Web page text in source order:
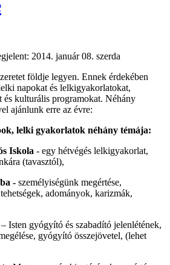
2014. január 08. szerda
földje legyen. Ennek érdekében
napokat és lelkigyakorlatokat,
és kulturális programokat. Néhány
ajánlunk erre az évre:
lelki gyakorlatok néhány témája:
Iskola - egy hétvégés lelkigyakorlat,
(tavasztól),
- személyiségünk megértése,
adományok, karizmák,
– Isten gyógyító és szabadító jelenlétének,
gyógyító összejövetel, (lehet